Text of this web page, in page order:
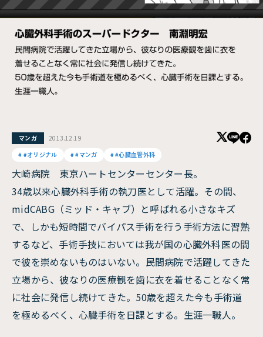
マンガ 2013.12.19
#オリジナル #マンガ #心臓血管外科
大崎病院 東京ハートセンターセンター長。
34歳以来心臓外科手術の執刀医として活躍。その間、
midCABG（ミッド・キャブ）と呼ばれる小さなキズ
で、しかも短時間でバイパス手術を行う手術方法に習熟
するなど、手術手技においては我が国の心臓外科医の間
で彼を崇めないものはいない。民間病院で活躍してきた
立場から、彼なりの医療観を歯に衣を着せることなく常
に社会に発信し続けてきた。50歳を超えた今も手術道
を極めるべく、心臓手術を日課とする。生涯一職人。